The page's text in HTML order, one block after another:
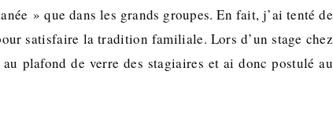
» que dans les grands groupes. En fait, j’ai tenté de
satisfaire la tradition familiale. Lors d’un stage chez
plafond de verre des stagiaires et ai donc postulé au